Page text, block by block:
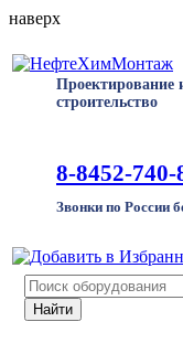
наверх
Проектирование
строительство
8-8452-740-
Звонки по России